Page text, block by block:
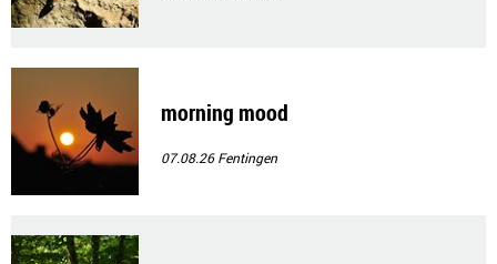
morning mood
07.08.26Fentingen